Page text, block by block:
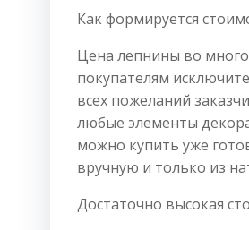
Как формируется
Цена лепнины во
покупателям
всех пожеланий
любые элементы
можно купить уже
вручную и только из
Достаточно высокая